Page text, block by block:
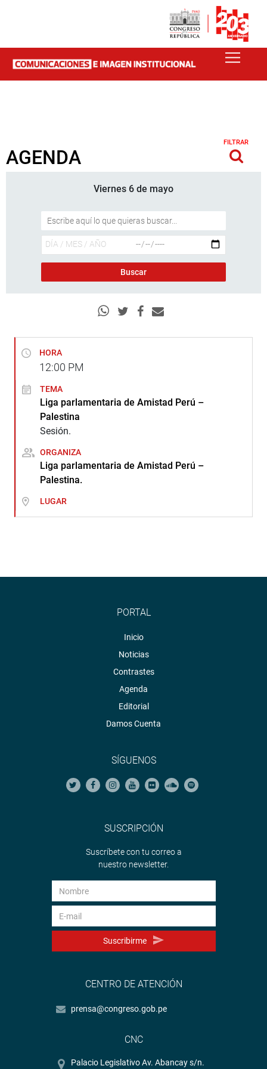
AGENDA
FILTRAR
Viernes 6 de mayo
HORA
12:00 PM
TEMA
Liga parlamentaria de Amistad Perú –
Palestina
Sesión.
ORGANIZA
Liga parlamentaria de Amistad Perú –
Palestina.
LUGAR
PORTAL
Inicio
Noticias
Contrastes
Agenda
Editorial
Damos Cuenta
SÍGUENOS
SUSCRIPCIÓN
Suscríbete con tu correo a
nuestro newsletter.
Suscribirme
CENTRO DE ATENCIÓN
prensa@congreso.gob.pe
CNC
Palacio Legislativo Av. Abancay s/n.